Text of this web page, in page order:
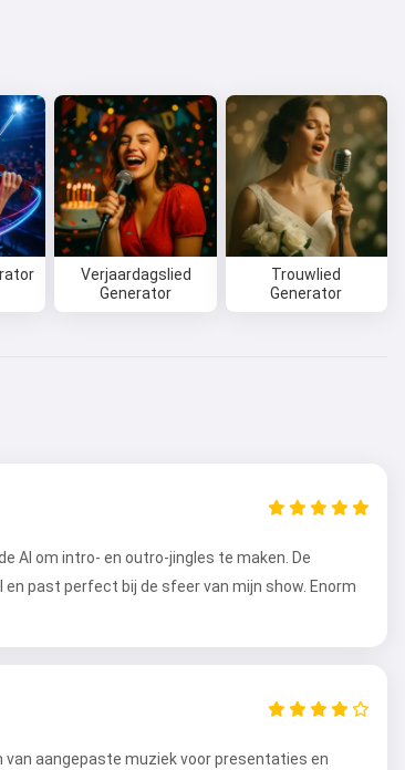
Verjaardagslied
Generator
Trouwlied
Generator
AI om intro- en outro-jingles te maken. De
past perfect bij de sfeer van mijn show. Enorm
van aangepaste muziek voor presentaties en